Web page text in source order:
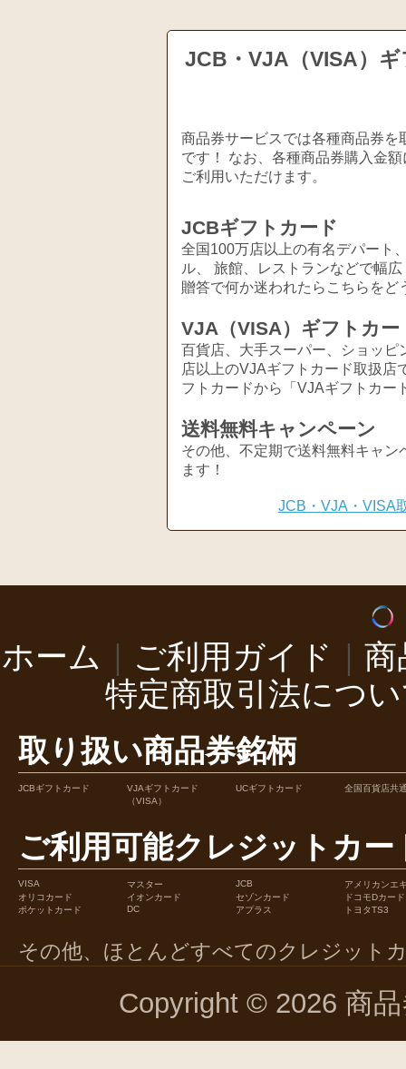
JCB・VJA（VISA）
商品券サービスでは各種商品券
です！ なお、各種商品券購入金
ご利用いただけます。
JCBギフトカード
全国100万店以上の有名デパート
ル、 旅館、レストランなどで幅
贈答で何か迷われたらこちらをど
VJA（VISA）ギフトカー
百貨店、大手スーパー、ショッ
店以上のVJAギフトカード取扱店
フトカードから「VJAギフトカー
送料無料キャンペーン
その他、不定期で送料無料キャ
ます！
JCB・VJA・VISA
ホーム ご利用ガイド
商
特定商取引法につ
取り扱い商品券銘柄
JCBギフトカード
VJAギフトカード
（VISA）
UCギフトカード 全国百貨店共
ご利用可能クレジットカー
VISA マスター JCB
アメリカンエ
オリコカード
イオンカード セゾンカード
ドコモDカード
ポケットカード
DC アプラス トヨタTS3
その他、ほとんどすべてのクレジット
Copyright © 2026 商